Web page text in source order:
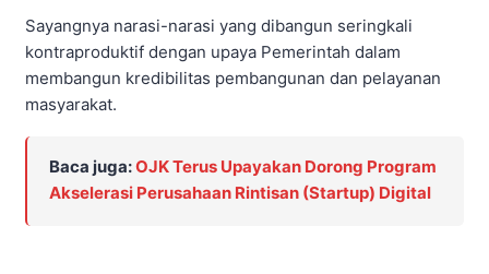
Sayangnya narasi-narasi yang dibangun seringkali
kontraproduktif dengan upaya Pemerintah dalam
membangun kredibilitas pembangunan dan pelayanan
masyarakat.
Baca juga:OJK Terus Upayakan Dorong Program
Akselerasi Perusahaan Rintisan (Startup) Digital